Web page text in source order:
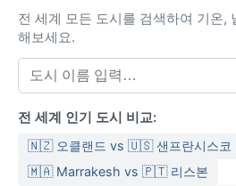
평균 기온은 40°C를 훌쩍 넘으며,
25°C 안팎을 유지한다. 강수량은
미치지 못해 비구름 자체를 보기
아 땀이 금세 증발하지만, 자외선
가 필수다. 여행 시에는 통기성 좋
챙 모자, 선글라스, 그리고 충분한
는 기온이 뚝 떨어져 얇은 겉옷 하
날씨 측면에서 방문하기 가장 좋은
전 세계 모든 도시를 검색하여 기온,
해보세요.
전 세계 인기 도시 비교:
🇳🇿 오클랜드 vs 🇺🇸 샌프란시스코
🇲🇦 Marrakesh vs 🇵🇹 리스본